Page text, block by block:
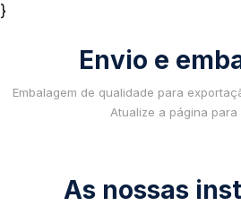
}
Envio e
Embalagem de qualidade para
Atualize a página para
As nossas